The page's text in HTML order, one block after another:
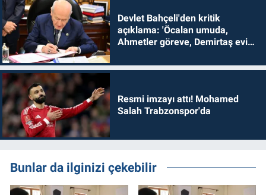
Devlet Bahçeli'den kritik
açıklama: 'Öcalan umuda,
Ahmetler göreve, Demirtaş evine
Resmi imzayı attı! Mohamed
Salah Trabzonspor'da
Bunlar da ilginizi çekebilir